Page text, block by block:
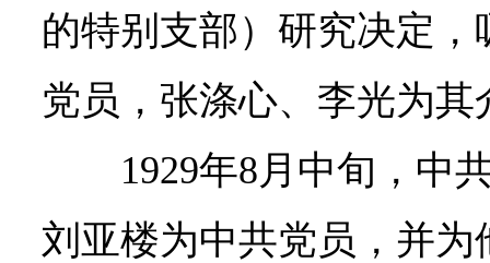
的特别支部）研究决定
党员，张涤心、李光为其
1929年8月中旬，中
刘亚楼为中共党员，并